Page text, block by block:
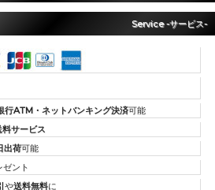
Service -サービス-
行ATM・ネットバンキング決済可能
料サービス
出荷可能
ゼント
や送料無料に